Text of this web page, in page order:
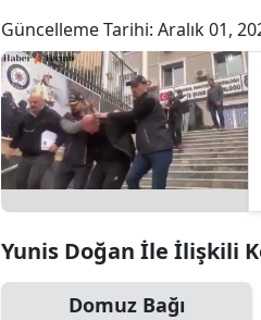
Güncelleme Tarihi: Aralık 01,
Yunis Doğan İle İlişkili
Domuz Bağı